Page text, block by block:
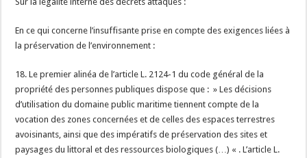
En ce qui concerne l’insuffisante prise en compte des exigences liées à
la préservation de l’environnement :
18. Le premier alinéa de l’article L. 2124-1 du code général de la
propriété des personnes publiques dispose que : » Les décisions
d’utilisation du domaine public maritime tiennent compte de la
vocation des zones concernées et de celles des espaces terrestres
avoisinants, ainsi que des impératifs de préservation des sites et
paysages du littoral et des ressources biologiques (…) « . L’article L.